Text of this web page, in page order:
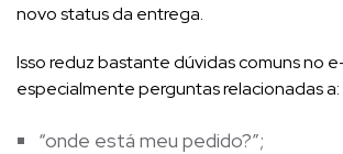
novo status da entrega.
Isso reduz bastante dúvidas comuns no
especialmente perguntas relacionadas a:
“onde está meu pedido?”;